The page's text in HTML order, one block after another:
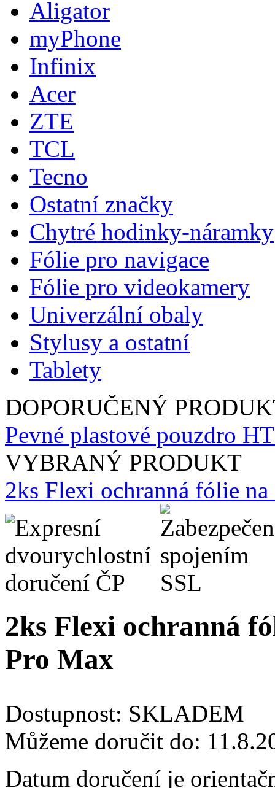
Aligator
myPhone
Infinix
Acer
ZTE
TCL
Tecno
Ostatní značky
Chytré hodinky-náramky
Fólie pro navigace
Fólie pro videokamery
Univerzální obaly
Stylusy a ostatní
Tablety
DOPORUČENÝ
Pevné plastové pouzdro
VYBRANÝ PRODUKT
2ks Flexi ochranná fólie
2ks Flexi ochranná
Pro Max
Dostupnost: SKLADEM
Můžeme doručit do:
Datum doručení je